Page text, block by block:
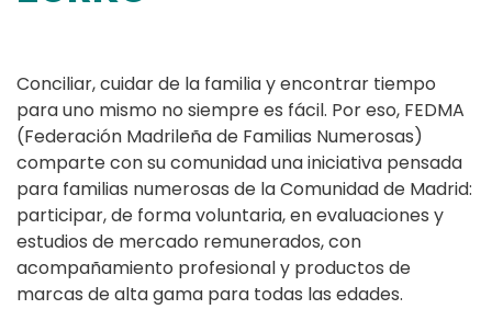
Conciliar, cuidar de la familia y encontrar tiempo
para uno mismo no siempre es fácil. Por eso, FEDMA
(Federación Madrileña de Familias Numerosas)
comparte con su comunidad una iniciativa pensada
para familias numerosas de la Comunidad de Madrid:
participar, de forma voluntaria, en evaluaciones y
estudios de mercado remunerados, con
acompañamiento profesional y productos de
marcas de alta gama para todas las edades.